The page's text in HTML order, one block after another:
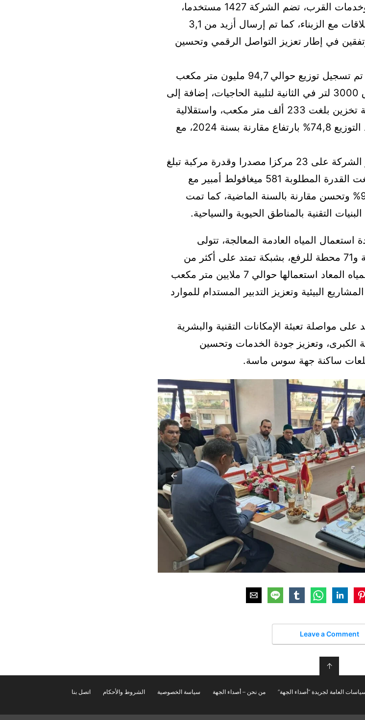
وعلى مستوى الموارد البشرية وخدمات القرب، تضم الشركة 1427 مستخدما،
وتتوفر على 52 وكالة ومركز للعلاقات مع الزبناء، كما تم إرسال أزيد من 3,1
في إطار تعزيز التواصل الرقمي وتحسين
وفي قطاع الماء الصالح للشرب تم تسجيل توزيع حوالي 94,7 مليون متر مكعب
من المياه مع تعبئة متوسط يفوق 3000 لتر في الثانية لتلبية الحاجيات، إضافة إلى
توفر الجهة على 226 خزانا بسعة تخزين بلغت 233 ألف متر مكعب، واستقلالية
تقدر بـ 22 ساعة. كما بلغ مردود التوزيع 74,8% بارتفاع مقارنة بسنة 2024، مع
أما على مستوى الكهرباء فتتوفر الشركة على 23 مركزا مصدرا وقدرة مركبة تبلغ
1307,7 ميغافولط أمبير، فيما بلغت القدرة المطلوبة 581 ميغافولط أمبير مع
مردودية توزيع وصلت إلى 92,65% وتحسن مقارنة بالسنة الماضية، كما تمت
التقنية بالمناطق الحيوية والسياحية.
المياه العادمة المعالجة، تتولى
الشركة تدبير 19 محطة للمعالجة و71 محطة للرفع، بشبكة تمتد على أكثر من
4032 كيلومترا، فيما بلغ حجم المياه المعاد استعمالها حوالي 7 ملايين متر مكعب
دعم المشاريع البيئية وتعزيز التدبير المستدام للموارد
مواصلة تعبئة الإمكانات التقنية والبشرية
الكبرى، وتعزيز جودة الخدمات وتحسين
ساكنة جهة سوس ماسة.
Leave a Comment
↑
العامة لجريدة “أصداء الجهة” من نحن – أصداء الجهة سياسة الخصوصية الشروط والأحكام اتصل بنا